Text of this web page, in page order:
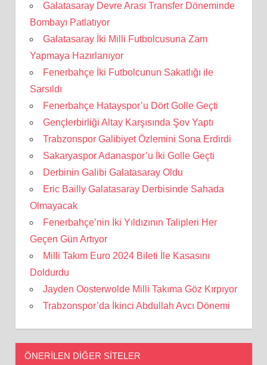
Galatasaray Devre Arası Transfer Döneminde
Bombayı Patlatıyor
Galatasaray İki Milli Futbolcusuna Zam
Yapmaya Hazırlanıyor
Fenerbahçe İki Futbolcunun Sakatlığı ile
Sarsıldı
Fenerbahçe Hatayspor’u Dört Golle Geçti
Gençlerbirliği Altay Karşısında Şov Yaptı
Trabzonspor Galibiyet Özlemini Sona Erdirdi
Sakaryaspor Adanaspor’u İki Golle Geçti
Derbinin Galibi Galatasaray Oldu
Eric Bailly Galatasaray Derbisinde Sahada
Olmayacak
Fenerbahçe’nin İki Yıldızının Talipleri Her
Geçen Gün Artıyor
Milli Takım Euro 2024 Bileti İle Kasasını
Doldurdu
Jayden Oosterwolde Milli Takıma Göz Kırpıyor
Trabzonspor’da İkinci Abdullah Avcı Dönemi
ÖNERILEN DIĞER SITELER